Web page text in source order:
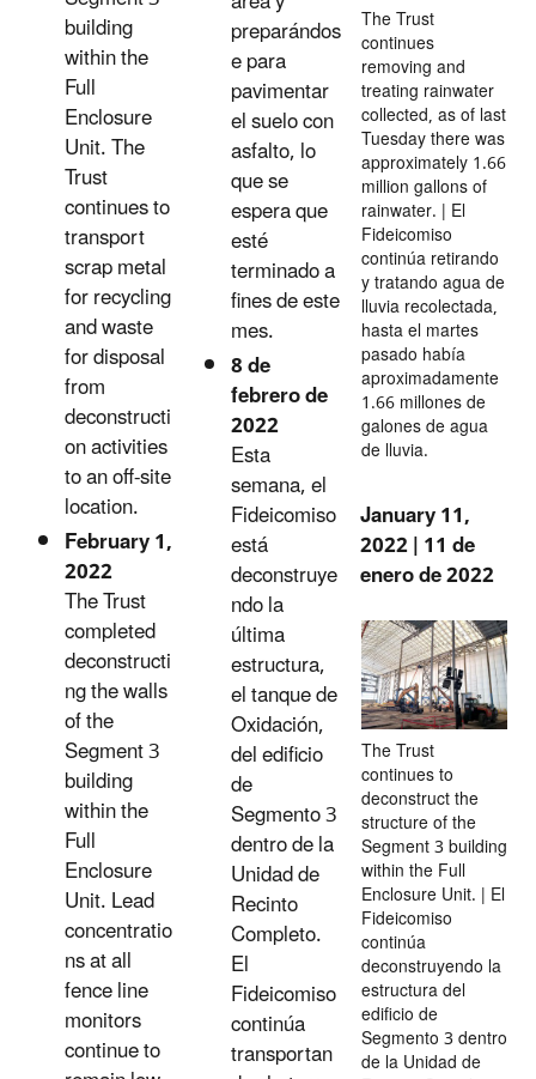
building
within the
Full
Enclosure
Unit. The
Trust
continues to
transport
scrap metal
for recycling
and waste
for disposal
from
deconstructi
on activities
to an off-site
location.
February 1,
2022
The Trust
completed
deconstructi
ng the walls
of the
Segment 3
building
within the
Full
Enclosure
Unit. Lead
concentratio
ns at all
fence line
monitors
continue to
preparándos
e para
pavimentar
el suelo con
asfalto, lo
que se
espera que
esté
terminado a
fines de este
mes.
8 de
febrero de
2022
Esta
semana, el
Fideicomiso
está
deconstruye
ndo la
última
estructura,
el tanque de
Oxidación,
del edificio
de
Segmento 3
dentro de la
Unidad de
Recinto
Completo.
El
Fideicomiso
continúa
transportan
The Trust
continues
removing and
treating rainwater
collected, as of last
Tuesday there was
approximately 1.66
million gallons of
rainwater. | El
Fideicomiso
continúa retirando
y tratando agua de
lluvia recolectada,
hasta el martes
pasado había
aproximadamente
1.66 millones de
galones de agua
de lluvia.
January 11,
2022 | 11 de
enero de 2022
The Trust
continues to
deconstruct the
structure of the
Segment 3 building
within the Full
Enclosure Unit. | El
Fideicomiso
continúa
deconstruyendo la
estructura del
edificio de
Segmento 3 dentro
de la Unidad de